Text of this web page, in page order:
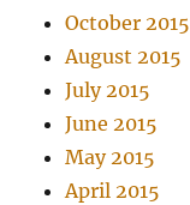
October 2015
August 2015
July 2015
June 2015
May 2015
April 2015